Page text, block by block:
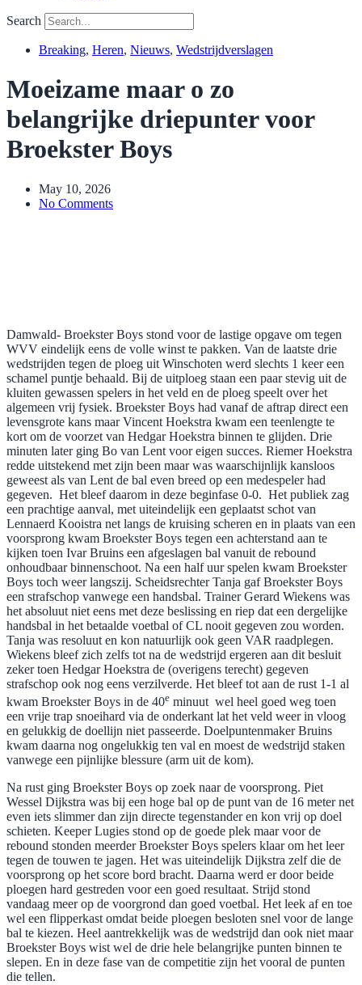
Search
Breaking, Heren, Nieuws, Wedstrijdverslagen
Moeizame maar o zo
belangrijke driepunter voor
Broekster Boys
May 10, 2026
No Comments
Damwald- Broekster Boys stond voor de lastige opgave om tegen
WVV eindelijk eens de volle winst te pakken. Van de laatste drie
wedstrijden tegen de ploeg uit Winschoten werd slechts 1 keer een
schamel puntje behaald. Bij de uitploeg staan een paar stevig uit de
kluiten gewassen spelers in het veld en de ploeg speelt over het
algemeen vrij fysiek. Broekster Boys had vanaf de aftrap direct een
levensgrote kans maar Vincent Hoekstra kwam een teenlengte te
kort om de voorzet van Hedgar Hoekstra binnen te glijden. Drie
minuten later ging Bo van Lent voor eigen succes. Riemer Hoekstra
redde uitstekend met zijn been maar was waarschijnlijk kansloos
geweest als van Lent de bal even breed op een medespeler had
gegeven. Het bleef daarom in deze beginfase 0-0. Het publiek zag
een prachtige aanval, met uiteindelijk een geplaatst schot van
Lennaerd Kooistra net langs de kruising scheren en in plaats van een
voorsprong kwam Broekster Boys tegen een achterstand aan te
kijken toen Ivar Bruins een afgeslagen bal vanuit de rebound
onhoudbaar binnenschoot. Na een half uur spelen kwam Broekster
Boys toch weer langszij. Scheidsrechter Tanja gaf Broekster Boys
een strafschop vanwege een handsbal. Trainer Gerard Wiekens was
het absoluut niet eens met deze beslissing en riep dat een dergelijke
handsbal in het betaalde voetbal of CL nooit gegeven zou worden.
Tanja was resoluut en kon natuurlijk ook geen VAR raadplegen.
Wiekens bleef zich zelfs tot na de wedstrijd ergeren aan dit besluit
zeker toen Hedgar Hoekstra de (overigens terecht) gegeven
strafschop ook nog eens verzilverde. Het bleef tot aan de rust 1-1 al
kwam Broekster Boys in de 40e minuut wel heel goed weg toen
een vrije trap snoeihard via de onderkant lat het veld weer in vloog
en gelukkig de doellijn niet passeerde. Doelpuntenmaker Bruins
kwam daarna nog ongelukkig ten val en moest de wedstrijd staken
vanwege een pijnlijke blessure (arm uit de kom).
Na rust ging Broekster Boys op zoek naar de voorsprong. Piet
Wessel Dijkstra was bij een hoge bal op de punt van de 16 meter net
even iets slimmer dan zijn directe tegenstander en kon vrij op doel
schieten. Keeper Lugies stond op de goede plek maar voor de
rebound stonden meerder Broekster Boys spelers klaar om het leer
tegen de touwen te jagen. Het was uiteindelijk Dijkstra zelf die de
voorsprong op het score bord bracht. Daarna werd er door beide
ploegen hard gestreden voor een goed resultaat. Strijd stond
vandaag meer op de voorgrond dan goed voetbal. Het leek af en toe
wel een flipperkast omdat beide ploegen besloten snel voor de lange
bal te kiezen. Heel aantrekkelijk was de wedstrijd dan ook niet maar
Broekster Boys wist wel de drie hele belangrijke punten binnen te
slepen. En in deze fase van de competitie zijn het vooral de punten
die tellen.